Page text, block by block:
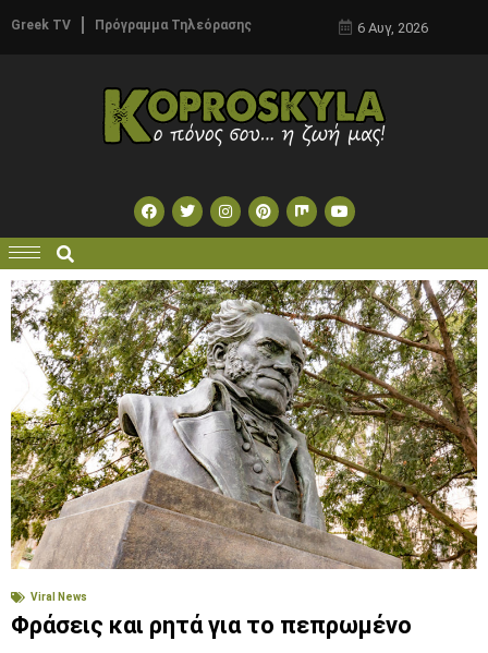
Greek TV Πρόγραμμα Τηλεόρασης 6 Αυγ, 2026
Viral News
Φράσεις και ρητά για το πεπρωμένο